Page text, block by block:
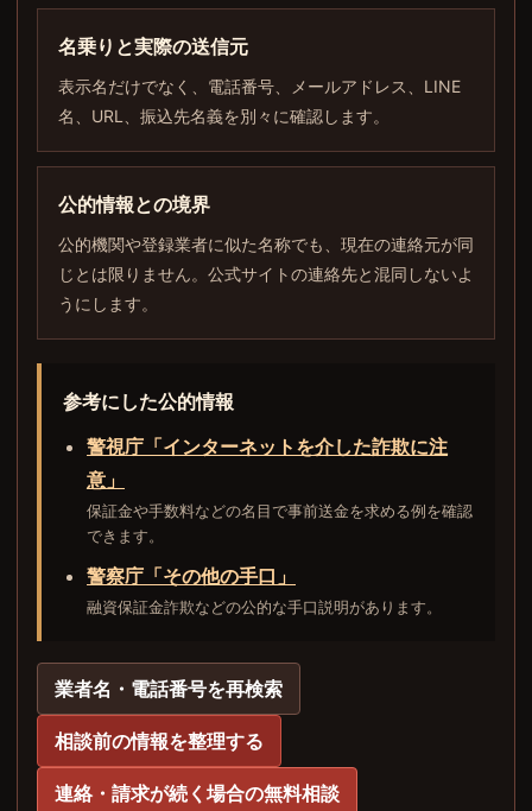
名乗りと実際の送信元
表示名だけでなく、電話番号、メールアドレス、LINE
名、URL、振込先名義を別々に確認します。
公的情報との境界
公的機関や登録業者に似た名称でも、現在の連絡元が同
じとは限りません。公式サイトの連絡先と混同しないよ
うにします。
参考にした公的情報
警視庁「インターネットを介した詐欺に注
意」
保証金や手数料などの名目で事前送金を求める例を確認
できます。
警察庁「その他の手口」
融資保証金詐欺などの公的な手口説明があります。
業者名・電話番号を再検索
相談前の情報を整理する
連絡・請求が続く場合の無料相談